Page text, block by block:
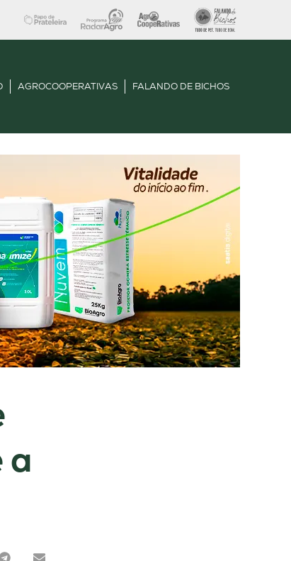
AGROCOOPERATIVAS FALANDO DE BICHOS
a